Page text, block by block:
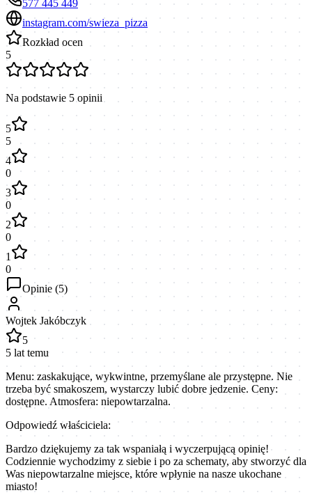
577 445 449
instagram.com/swieza_pizza
Rozkład ocen
5
Na podstawie 5 opinii
5
5
4
0
3
0
2
0
1
0
Opinie (5)
Wojtek Jakóbczyk
5
5 lat temu
Menu: zaskakujące, wykwintne, przemyślane ale przystępne. Nie
trzeba być smakoszem, wystarczy lubić dobre jedzenie. Ceny:
dostępne. Atmosfera: niepowtarzalna.
Odpowiedź właściciela:
Bardzo dziękujemy za tak wspaniałą i wyczerpującą opinię!
Codziennie wychodzimy z siebie i po za schematy, aby stworzyć dla
Was niepowtarzalne miejsce, które wpłynie na nasze ukochane
miasto!